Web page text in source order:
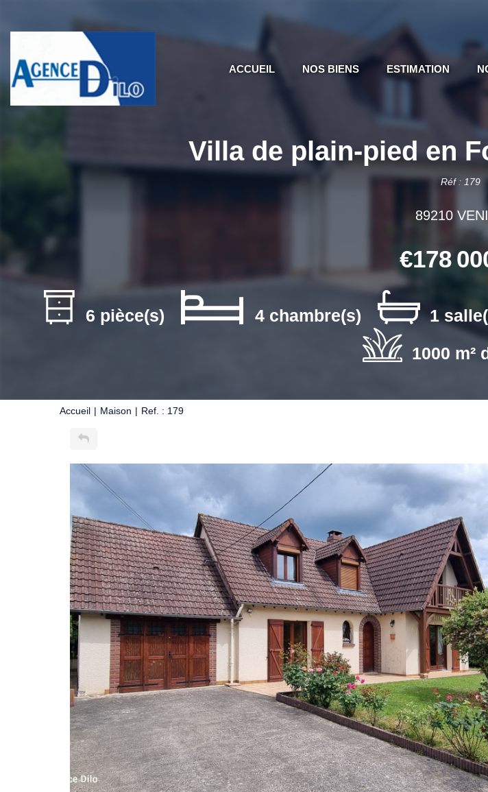
ACCUEIL NOS BIENS ESTIMATION
Villa de plain-pied en
Réf : 179
89210
€178
6 pièce(s) 4 chambre(s) 1
1000 m²
Accueil Maison Ref. : 179